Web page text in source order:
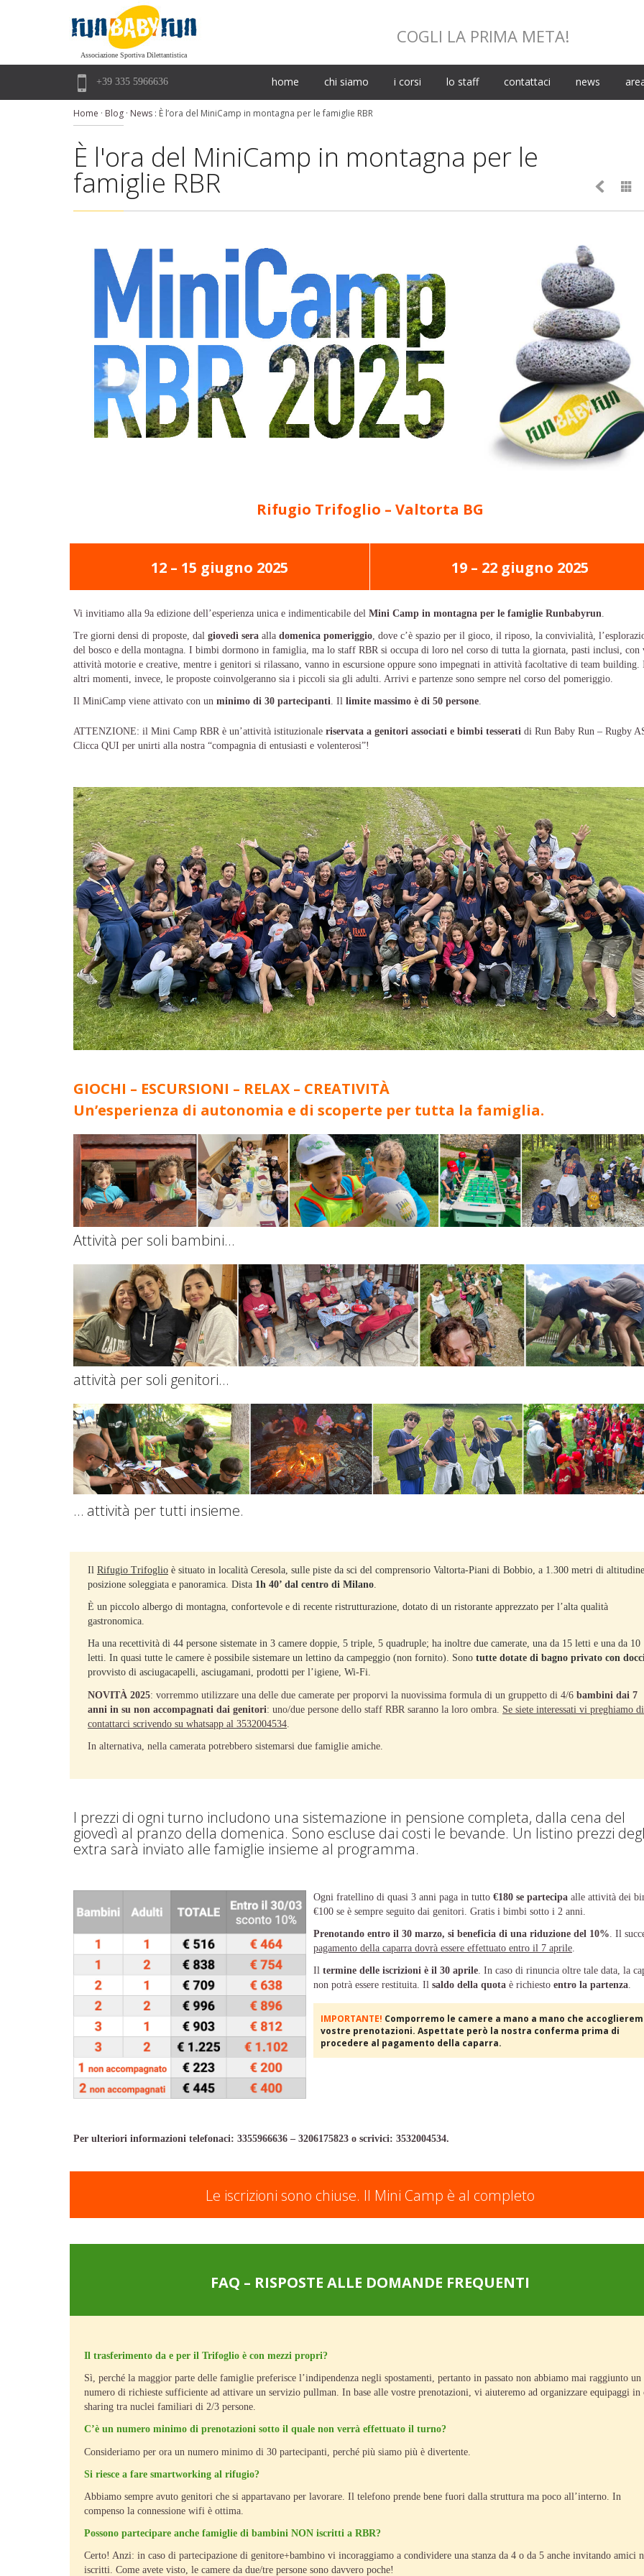
Associazione Sportiva Dilettantistica
COGLI LA PRIMA META!
 +39 335 5966636
content
home chi siamo i corsi lo staff contattaci news
Home · Blog · News : È l’ora del MiniCamp in montagna per le famiglie RBR
È l'ora del MiniCamp in montagna per le
famiglie RBR  
Rifugio Trifoglio – Valtorta BG
12 – 15 giugno 2025 19 – 22 giugno 2025
Vi invitiamo alla 9a edizione dell’esperienza unica e indimenticabile del Mini Camp in montagna per le famiglie Runbabyrun
Tre giorni densi di proposte, dal giovedì sera alla domenica pomeriggio , dove c’è spazio per il gioco, il riposo, la convivialità,
del bosco e della montagna. I bimbi dormono in famiglia, ma lo staff RBR si occupa di loro nel corso di tutta la giornata, pasti inclusi, con
attività motorie e creative, mentre i genitori si rilassano, vanno in escursione oppure sono impegnati in attività facoltative di team building.
altri momenti, invece, le proposte coinvolgeranno sia i piccoli sia gli adulti. Arrivi e partenze sono sempre nel corso del pomeriggio.
Il MiniCamp viene attivato con un minimo di 30 partecipanti. Il limite massimo è di 50 persone.
ATTENZIONE: il Mini Camp RBR è un’attività istituzionale riservata a genitori associati e bimbi tesserati di Run Baby Run – Rugby
Clicca QUI per unirti alla nostra “compagnia di entusiasti e volenterosi”!
GIOCHI – ESCURSIONI – RELAX – CREATIVITÀ
Un’esperienza di autonomia e di scoperte per tutta la famiglia.
Attività per soli bambini…
attività per soli genitori…
… attività per tutti insieme.
Il Rifugio Trifoglio è situato in località Ceresola, sulle piste da sci del comprensorio Valtorta-Piani di Bobbio, a 1.300 metri di
posizione soleggiata e panoramica. Dista 1h 40’ dal centro di Milano
È un piccolo albergo di montagna, confortevole e di recente ristrutturazione, dotato di un ristorante apprezzato per l’alta qualità
gastronomica.
Ha una recettività di 44 persone sistemate in 3 camere doppie, 5 triple, 5 quadruple; ha inoltre due camerate, una da 15 letti e una da 10
letti. In quasi tutte le camere è possibile sistemare un lettino da campeggio (non fornito). Sono tutte dotate di bagno privato con
provvisto di asciugacapelli, asciugamani, prodotti per l’igiene, Wi-Fi.
NOVITÀ 2025: vorremmo utilizzare una delle due camerate per proporvi la nuovissima formula di un gruppetto di 4/6 bambini dai 7
anni in su non accompagnati dai genitori: uno/due persone dello staff RBR saranno la loro ombra. Se siete interessati vi preghiamo di
contattarci scrivendo su whatsapp al 3532004534
In alternativa, nella camerata potrebbero sistemarsi due famiglie amiche.
I prezzi di ogni turno includono una sistemazione in pensione completa, dalla cena del
giovedì al pranzo della domenica. Sono escluse dai costi le bevande. Un listino prezzi
extra sarà inviato alle famiglie insieme al programma.
Ogni fratellino di quasi 3 anni paga in tutto €180 se partecipa alle attività dei
€100 se è sempre seguito dai genitori. Gratis i bimbi sotto i 2 anni.
Prenotando entro il 30 marzo, si beneficia di una riduzione del 10%. Il
pagamento della caparra dovrà essere effettuato entro il 7 aprile.
Il termine delle iscrizioni è il 30 aprile. In caso di rinuncia oltre tale data, la
non potrà essere restituita. Il saldo della quota è richiesto entro la partenza.
IMPORTANTE! Comporremo le camere a mano a mano che
vostre prenotazioni. Aspettate però la nostra conferma prima di
procedere al pagamento della caparra.
Per ulteriori informazioni telefonaci: 3355966636 – 3206175823 o scrivici: 3532004534.
Le iscrizioni sono chiuse. Il Mini Camp è al completo
FAQ – RISPOSTE ALLE DOMANDE FREQUENTI
Il trasferimento da e per il Trifoglio è con mezzi propri?
Sì, perché la maggior parte delle famiglie preferisce l’indipendenza negli spostamenti, pertanto in passato non abbiamo mai raggiunto un
numero di richieste sufficiente ad attivare un servizio pullman. In base alle vostre prenotazioni, vi aiuteremo ad organizzare equipaggi in
sharing tra nuclei familiari di 2/3 persone.
C’è un numero minimo di prenotazioni sotto il quale non verrà effettuato il turno?
Consideriamo per ora un numero minimo di 30 partecipanti, perché più siamo più è divertente.
Si riesce a fare smartworking al rifugio?
Abbiamo sempre avuto genitori che si appartavano per lavorare. Il telefono prende bene fuori dalla struttura ma poco all’interno. In
compenso la connessione wifi è ottima.
Possono partecipare anche famiglie di bambini NON iscritti a RBR?
Certo! Anzi: in caso di partecipazione di genitore+bambino vi incoraggiamo a condividere una stanza da 4 o da 5 anche invitando amici
iscritti. Come avete visto, le camere da due/tre persone sono davvero poche!